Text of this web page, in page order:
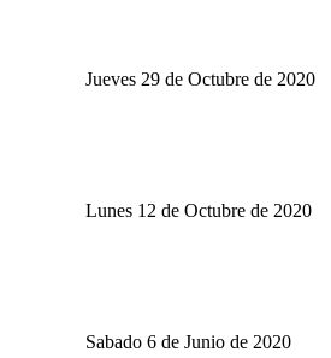
Jueves 29 de Octubre de 2020
Lunes 12 de Octubre de 2020
Sabado 6 de Junio de 2020